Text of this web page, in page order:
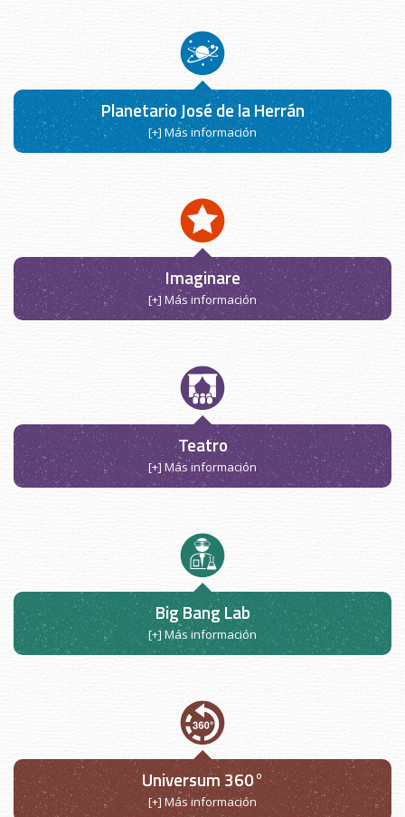
Planetario José de la Herrán
[+] Más información
Imaginare
[+] Más información
Teatro
[+] Más información
Big Bang Lab
[+] Más información
Universum 360°
[+] Más información